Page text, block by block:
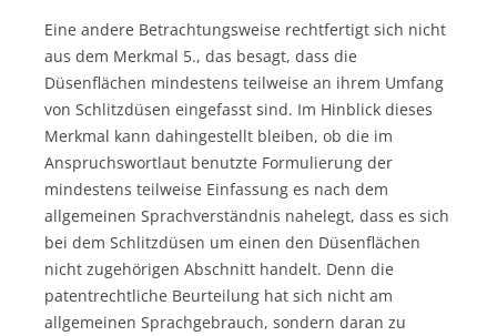
Eine andere Betrachtungsweise rechtfertigt sich nicht
aus dem Merkmal 5., das besagt, dass die
Düsenflächen mindestens teilweise an ihrem Umfang
von Schlitzdüsen eingefasst sind. Im Hinblick dieses
Merkmal kann dahingestellt bleiben, ob die im
Anspruchswortlaut benutzte Formulierung der
mindestens teilweise Einfassung es nach dem
allgemeinen Sprachverständnis nahelegt, dass es sich
bei dem Schlitzdüsen um einen den Düsenflächen
nicht zugehörigen Abschnitt handelt. Denn die
patentrechtliche Beurteilung hat sich nicht am
allgemeinen Sprachgebrauch, sondern daran zu